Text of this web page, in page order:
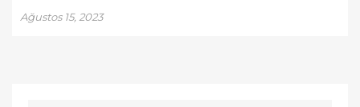
Ağustos 15, 2023